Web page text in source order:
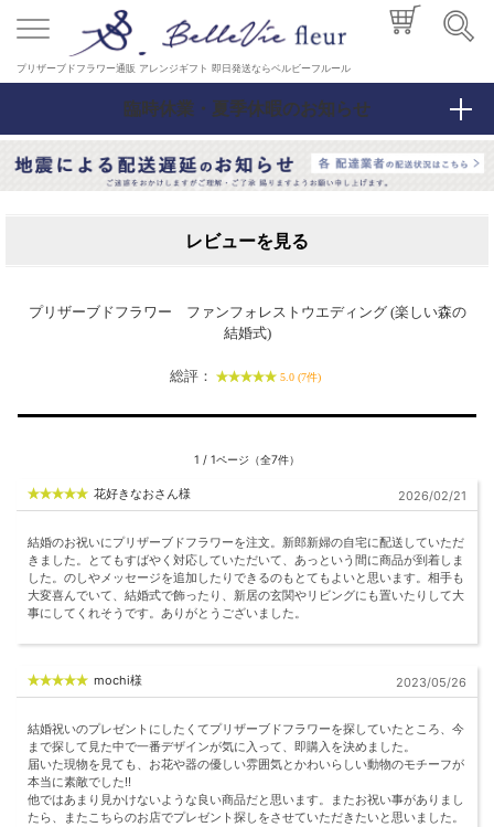
プリザーブドフラワー通販 アレンジギフト 即日発送ならベルビーフルール
臨時休業・夏季休暇のお知らせ
レビューを見る
プリザーブドフラワー ファンフォレストウエディング (楽しい森の
結婚式)
総評： 5.0 (7件)
1 / 1ページ（全7件）
花好きなおさん様 2026/02/21
結婚のお祝いにプリザーブドフラワーを注文。新郎新婦の自宅に配送していただ
きました。とてもすばやく対応していただいて、あっという間に商品が到着しま
した。のしやメッセージを追加したりできるのもとてもよいと思います。相手も
大変喜んでいて、結婚式で飾ったり、新居の玄関やリビングにも置いたりして大
事にしてくれそうです。ありがとうございました。
mochi様 2023/05/26
結婚祝いのプレゼントにしたくてプリザーブドフラワーを探していたところ、今
まで探して見た中で一番デザインが気に入って、即購入を決めました。
届いた現物を見ても、お花や器の優しい雰囲気とかわいらしい動物のモチーフが
本当に素敵でした!!
他ではあまり見かけないような良い商品だと思います。またお祝い事がありまし
たら、またこちらのお店でプレゼント探しをさせていただきたいと思いました。